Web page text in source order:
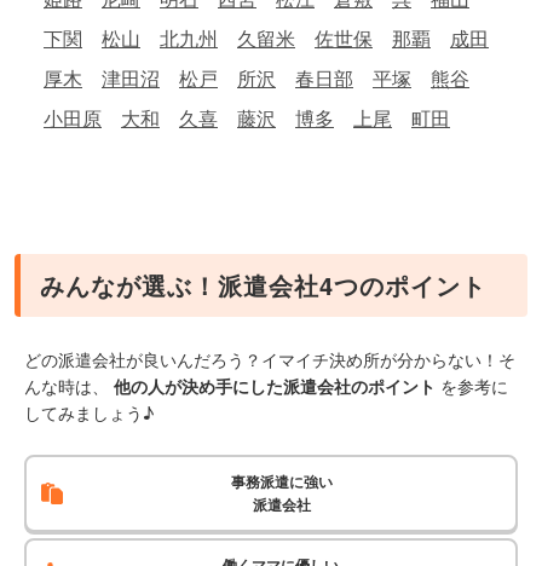
下関
松山 北九州 久留米 佐世保 那覇
成田
厚木
津田沼 松戸 所沢 春日部 平塚
熊谷
小田原
大和 久喜 藤沢 博多 上尾 町田
みんなが選ぶ！派遣会社4つのポイント
どの派遣会社が良いんだろう？イマイチ決め所が分からない！そ
んな時は、 他の人が決め手にした派遣会社のポイント を参考に
してみましょう♪
事務派遣に強い
派遣会社